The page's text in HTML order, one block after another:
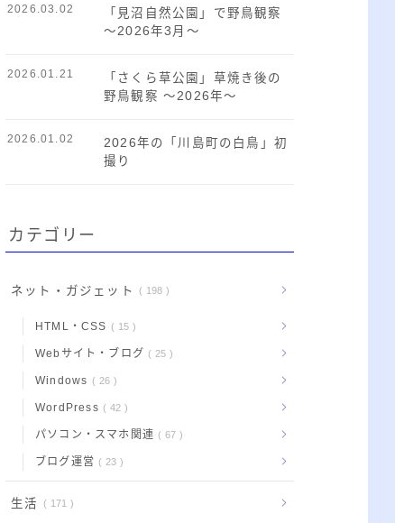
「見沼自然公園」で野鳥観察
～2026年3月～
2026.03.02
「さくら草公園」草焼き後の
野鳥観察 ～2026年～
2026.01.21
2026年の「川島町の白鳥」初
撮り
2026.01.02
カテゴリー
ネット・ガジェット 198
HTML・CSS 15
Webサイト・ブログ 25
Windows 26
WordPress 42
パソコン・スマホ関連 67
ブログ運営 23
生活 171